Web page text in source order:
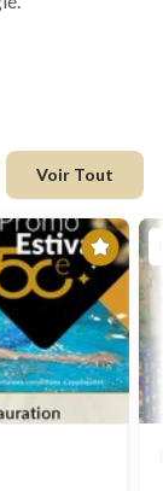
Voir Tout
En